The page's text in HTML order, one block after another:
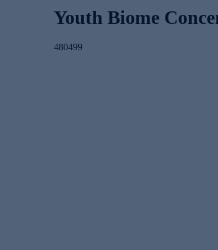
Youth Biome
480499